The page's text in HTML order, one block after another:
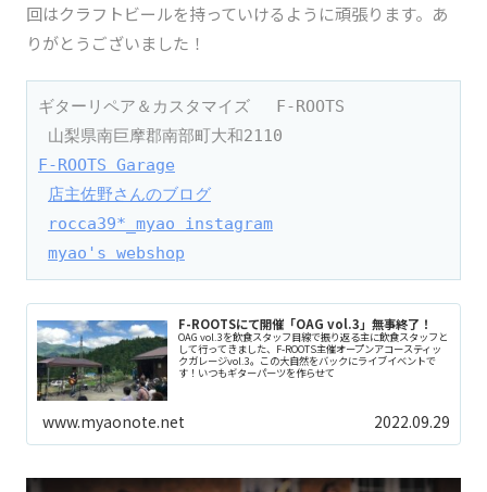
回はクラフトビールを持っていけるように頑張ります。あ
りがとうございました！
ギターリペア＆カスタマイズ 　F-ROOTS
山梨県南巨摩郡南部町大和2110
F-ROOTS Garage
店主佐野さんのブログ
rocca39*_myao instagram
myao's webshop
F-ROOTSにて開催「OAG vol.3」無事終了！
OAG vol.3を飲食スタッフ目線で振り返る主に飲食スタッフと
して行ってきました、F-ROOTS主催オープンアコースティッ
クガレージvol.3。この大自然をバックにライブイベントで
す！いつもギターパーツを作らせて
www.myaonote.net 2022.09.29